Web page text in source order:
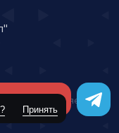
и не является
Принять